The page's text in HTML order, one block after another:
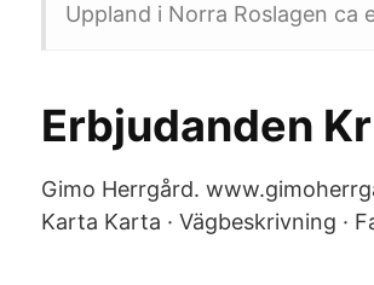
Uppland i Norra Roslagen
Erbjudanden
Gimo Herrgård.
Karta Karta · Vägbeskrivning ·